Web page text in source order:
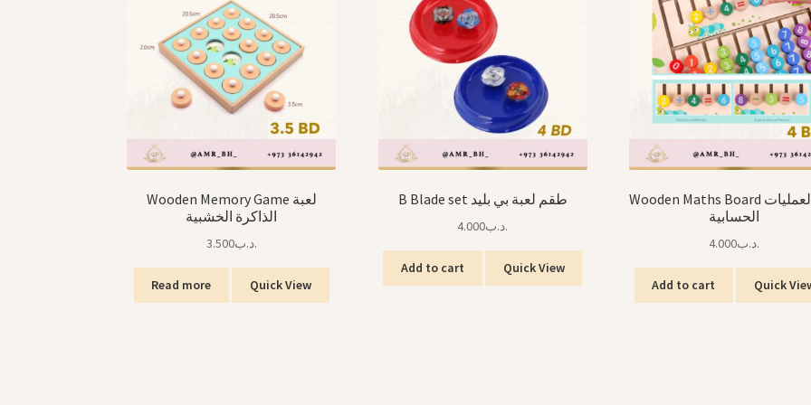
Wooden Memory Game لعبة
الذاكرة الخشبية
.د.ب3.500
Read more Quick View
B Blade set طقم لعبة بي بليد
.د.ب4.000
Add to cart Quick View
Wooden Maths Board لوح العمليات
الحسابية
.د.ب4.000
Add to cart Quick